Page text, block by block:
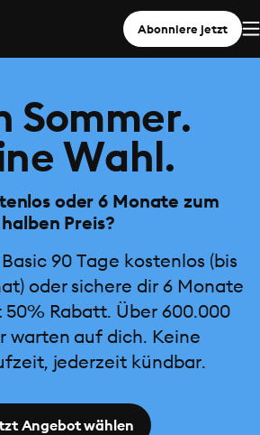
Abonniere jetzt
Sommer.
Wahl.
oder 6 Monate zum
halben Preis?
90 Tage kostenlos (bis
oder sichere dir 6 Monate
Rabatt. Über 600.000
warten auf dich. Keine
jederzeit kündbar.
Angebot wählen